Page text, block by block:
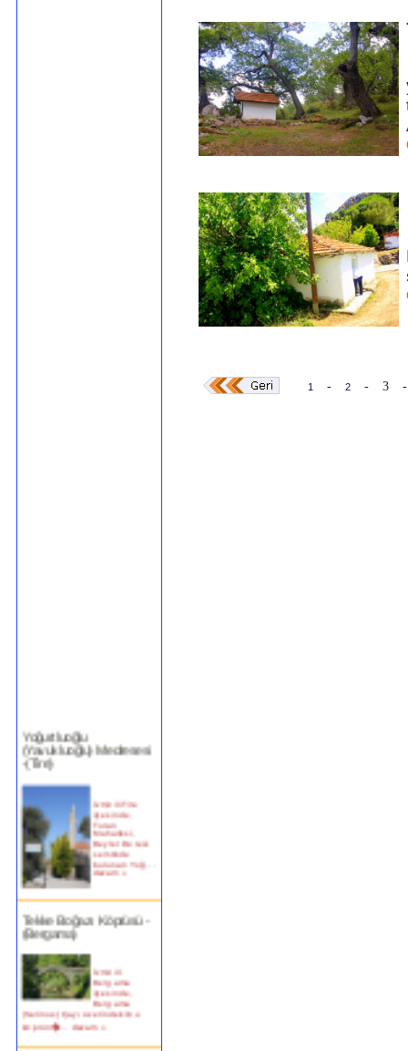
(Yavukluoğlu) Medresesi
-(Tire)
ilçesinde,
Turan
Mahallesi,
Beyler Deresi
semtinde
bulunan Yoğ...
devam »
Tekke Boğazı Köprüsü -
(Bergama)
Bergama
ilçesinde,
Bergama
(Selinus) Çayı üzerindeki bu
köprün�... devam »
1 - 2 - 3 -